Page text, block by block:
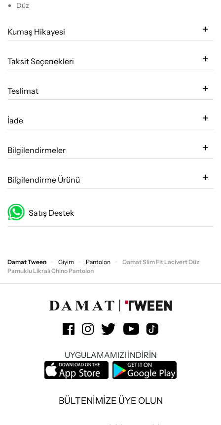
Düz
Kumaş Hikayesi
Taksit Seçenekleri
Teslimat
İade
Bilgilendirmeler
Bilgilendirme Ürünü
Satış Destek
Damat Tween Giyim Pantolon
Damat Slim Fit Lacivert Düz
Pamuklu Likralı Chino Pantolon
UYGULAMAMIZI İNDİRİN
BÜLTENİMİZE ÜYE OLUN